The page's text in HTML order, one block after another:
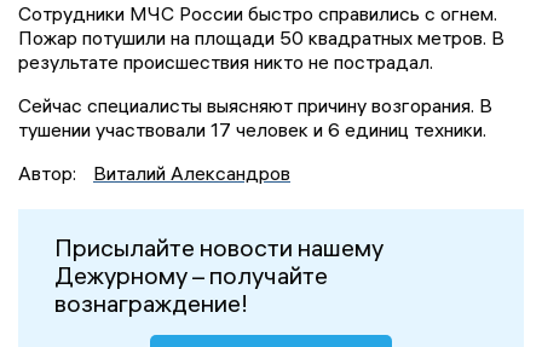
Сотрудники МЧС России быстро справились с огнем.
Пожар потушили на площади 50 квадратных метров. В
результате происшествия никто не пострадал.
Сейчас специалисты выясняют причину возгорания. В
тушении участвовали 17 человек и 6 единиц техники.
Автор:
Виталий Александров
Присылайте новости нашему
Дежурному – получайте
вознаграждение!